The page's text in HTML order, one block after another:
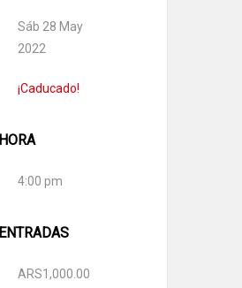
Sáb 28 May
2022
¡Caducado!
HORA
4:00 pm
ENTRADAS
ARS1,000.00